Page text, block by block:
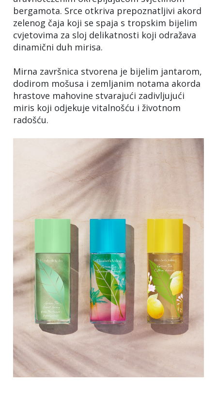
bergamota. Srce otkriva prepoznatljivi akord
zelenog čaja koji se spaja s tropskim bijelim
cvjetovima za sloj delikatnosti koji odražava
dinamični duh mirisa.
Mirna završnica stvorena je bijelim jantarom,
dodirom mošusa i zemljanim notama akorda
hrastove mahovine stvarajući zadivljujući
miris koji odjekuje vitalnošću i životnom
radošću.